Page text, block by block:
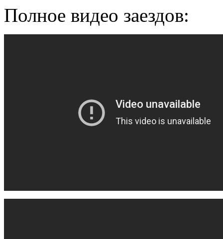
Полное видео заездов: